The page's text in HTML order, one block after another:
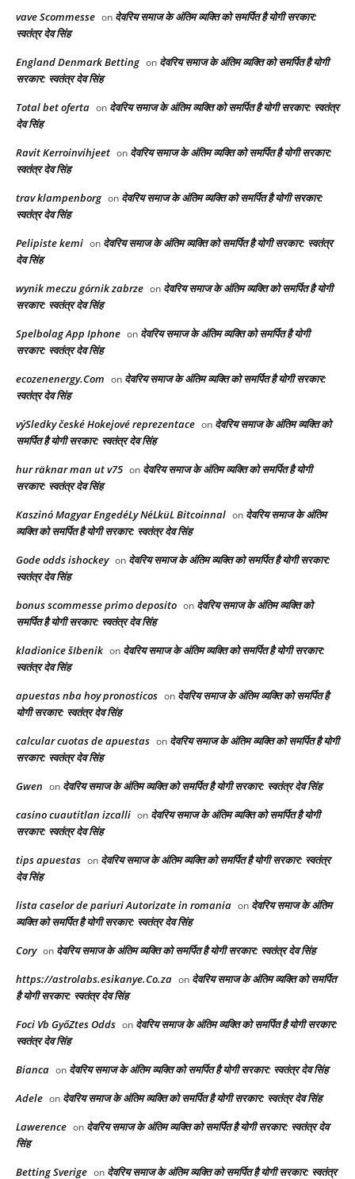
vave Scommesse on देवरिय समाज के अंतिम व्यक्ति को समर्पित है योगी सरकार:
स्वतंत्र देव सिंह
England Denmark Betting on देवरिय समाज के अंतिम व्यक्ति को समर्पित है योगी
सरकार: स्वतंत्र देव सिंह
Total bet oferta on देवरिय समाज के अंतिम व्यक्ति को समर्पित है योगी सरकार: स्वतंत्र
देव सिंह
Ravit Kerroinvihjeet on देवरिय समाज के अंतिम व्यक्ति को समर्पित है योगी सरकार:
स्वतंत्र देव सिंह
trav klampenborg on देवरिय समाज के अंतिम व्यक्ति को समर्पित है योगी सरकार:
स्वतंत्र देव सिंह
Pelipiste kemi on देवरिय समाज के अंतिम व्यक्ति को समर्पित है योगी सरकार: स्वतंत्र
देव सिंह
wynik meczu górnik zabrze on देवरिय समाज के अंतिम व्यक्ति को समर्पित है योगी
सरकार: स्वतंत्र देव सिंह
Spelbolag App Iphone on देवरिय समाज के अंतिम व्यक्ति को समर्पित है योगी
सरकार: स्वतंत्र देव सिंह
ecozenenergy.Com on देवरिय समाज के अंतिम व्यक्ति को समर्पित है योगी सरकार:
स्वतंत्र देव सिंह
výSledky české Hokejové reprezentace on देवरिय समाज के अंतिम व्यक्ति को
समर्पित है योगी सरकार: स्वतंत्र देव सिंह
hur räknar man ut v75 on देवरिय समाज के अंतिम व्यक्ति को समर्पित है योगी
सरकार: स्वतंत्र देव सिंह
Kaszinó Magyar EngedéLy NéLküL Bitcoinnal on देवरिय समाज के अंतिम
व्यक्ति को समर्पित है योगी सरकार: स्वतंत्र देव सिंह
Gode odds ishockey on देवरिय समाज के अंतिम व्यक्ति को समर्पित है योगी सरकार:
स्वतंत्र देव सिंह
bonus scommesse primo deposito on देवरिय समाज के अंतिम व्यक्ति को
समर्पित है योगी सरकार: स्वतंत्र देव सिंह
kladionice šIbenik on देवरिय समाज के अंतिम व्यक्ति को समर्पित है योगी सरकार:
स्वतंत्र देव सिंह
apuestas nba hoy pronosticos on देवरिय समाज के अंतिम व्यक्ति को समर्पित है
योगी सरकार: स्वतंत्र देव सिंह
calcular cuotas de apuestas on देवरिय समाज के अंतिम व्यक्ति को समर्पित है योगी
सरकार: स्वतंत्र देव सिंह
Gwen on देवरिय समाज के अंतिम व्यक्ति को समर्पित है योगी सरकार: स्वतंत्र देव सिंह
casino cuautitlan izcalli on देवरिय समाज के अंतिम व्यक्ति को समर्पित है योगी
सरकार: स्वतंत्र देव सिंह
tips apuestas on देवरिय समाज के अंतिम व्यक्ति को समर्पित है योगी सरकार: स्वतंत्र
देव सिंह
lista caselor de pariuri Autorizate in romania on देवरिय समाज के अंतिम
व्यक्ति को समर्पित है योगी सरकार: स्वतंत्र देव सिंह
Cory on देवरिय समाज के अंतिम व्यक्ति को समर्पित है योगी सरकार: स्वतंत्र देव सिंह
https://astrolabs.esikanye.Co.za on देवरिय समाज के अंतिम व्यक्ति को समर्पित
है योगी सरकार: स्वतंत्र देव सिंह
Foci Vb GyőZtes Odds on देवरिय समाज के अंतिम व्यक्ति को समर्पित है योगी सरकार:
स्वतंत्र देव सिंह
Bianca on देवरिय समाज के अंतिम व्यक्ति को समर्पित है योगी सरकार: स्वतंत्र देव सिंह
Adele on देवरिय समाज के अंतिम व्यक्ति को समर्पित है योगी सरकार: स्वतंत्र देव सिंह
Lawerence on देवरिय समाज के अंतिम व्यक्ति को समर्पित है योगी सरकार: स्वतंत्र देव
सिंह
Betting Sverige on देवरिय समाज के अंतिम व्यक्ति को समर्पित है योगी सरकार: स्वतंत्र